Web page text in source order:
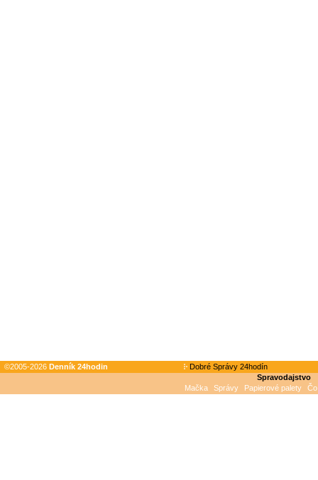
©2005-2026 Denník 24hodin
Dobré Správy 24hodín
Spravodajstvo
Mačka
Správy Papierové palety